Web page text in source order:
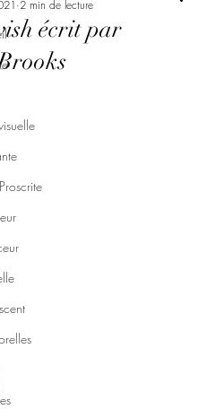
écrit par
2 min de lecture